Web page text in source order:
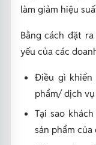
làm giảm hiệu
Bằng cách đặt
yếu của các
Điều gì khiến
phẩm/ dịch
Tại sao
sản phẩm của